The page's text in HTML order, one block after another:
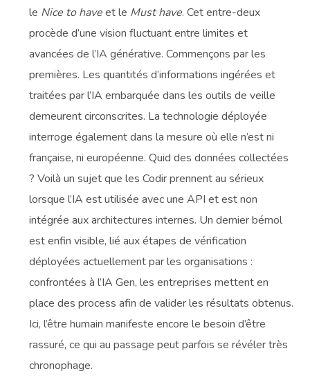
le Nice to haveet le Must have. Cet entre-deux
procède d’une vision fluctuant entre limites et
avancées de l’IA générative. Commençons par les
premières. Les quantités d’informations ingérées et
traitées par l’IA embarquée dans les outils de veille
demeurent circonscrites. La technologie déployée
interroge également dans la mesure où elle n’est ni
française, ni européenne. Quid des données collectées
? Voilà un sujet que les Codir prennent au sérieux
lorsque l’IA est utilisée avec une API et est non
intégrée aux architectures internes. Un dernier bémol
est enfin visible, lié aux étapes de vérification
déployées actuellement par les organisations :
confrontées à l’IA Gen, les entreprises mettent en
place des process afin de valider les résultats obtenus.
Ici, l’être humain manifeste encore le besoin d’être
rassuré, ce qui au passage peut parfois se révéler très
chronophage.